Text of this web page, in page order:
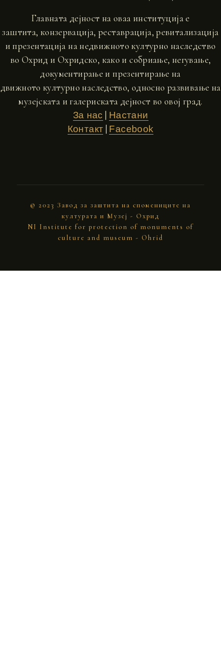
Главната дејност на оваа институција е
заштита, конзервација, реставрација, ревитализација
и презентација на недвижното културно наследство
во Охрид и Охридско, како и собриање, негување,
документирање и презентирање на
движното културно наследство, односно развивање на
музејската и галериската дејност во овој град.
За нас
Настани
Контакт
Facebook
© 2023 Завод за заштита на спомениците на
културата и Музеј - Охрид
NI Institute for protection of monuments of
culture and museum - Ohrid